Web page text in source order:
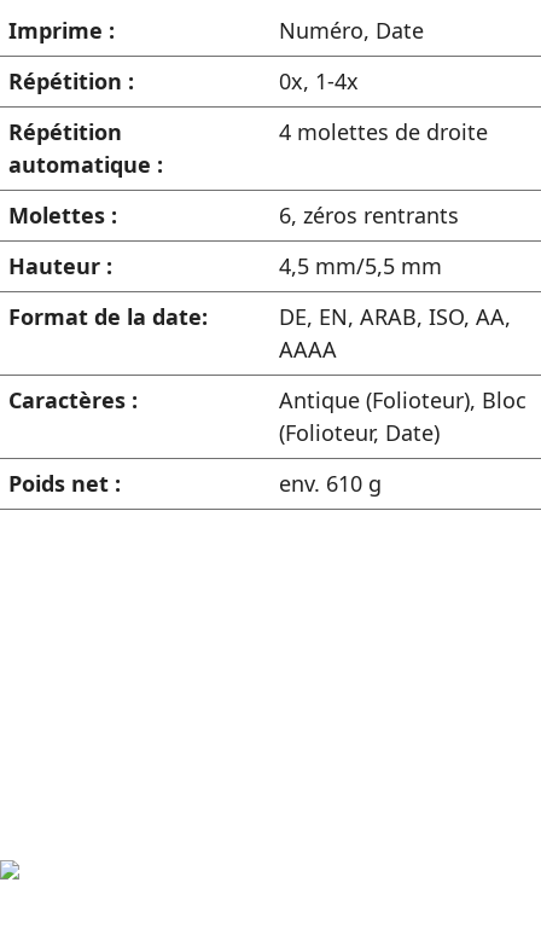
Imprime : Numéro, Date
Répétition :
0x, 1-4x
Répétition
automatique :
4 molettes de droite
Molettes :
6, zéros rentrants
Hauteur :
4,5 mm/5,5 mm
Format de la date:
DE, EN, ARAB, ISO, AA,
AAAA
Caractères :
Antique (Folioteur), Bloc
(Folioteur, Date)
Poids net :
env. 610 g